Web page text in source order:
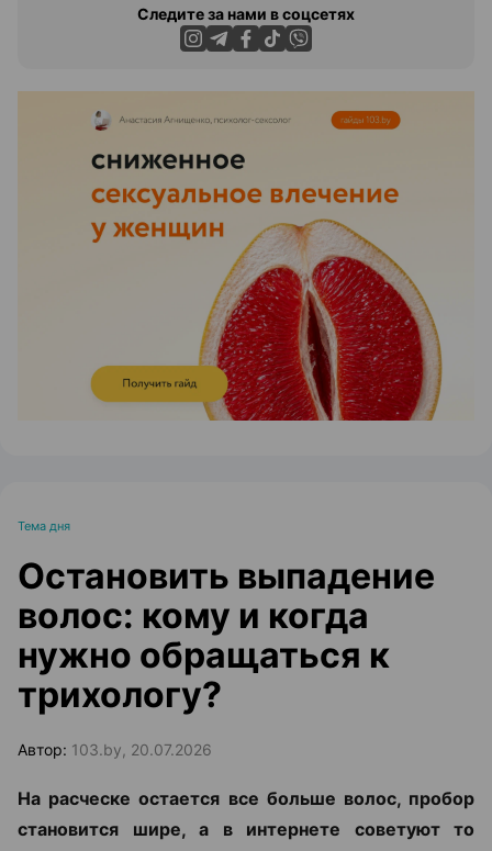
Следите за нами в соцсетях
ЭФФЕКТИВНАЯ РЕКЛАМА НА САЙТЕ
Тема дня
Остановить выпадение
волос: кому и когда
нужно обращаться к
трихологу?
Автор: 103.by, 20.07.2026
На расческе остается все больше волос, пробор
становится шире, а в интернете советуют то